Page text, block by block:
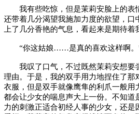
我有些吃惊，但是茉莉安脸上的表
还带着几分渴望我施加力度的欲望，口
上了几分香艳的气息，看起来是期待着
“你这姑娘……是真的喜欢这样啊。
我叹了口气，不过既然茉莉安想要
理由。于是，我的双手用力地捏住了那
衣服，但是双手就像鹰隼的利爪一般用
都会让少女的喘息声大上一份。不知道
力的刺激正适合初经人事的少女，还是